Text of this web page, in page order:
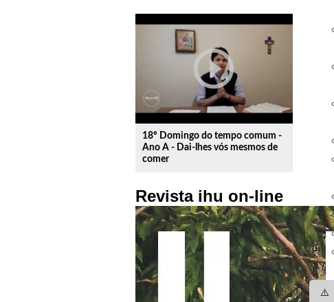
play_circle_outline
18º Domingo do tempo comum -
Ano A - Dai-lhes vós mesmos de
comer
Revista ihu on-line
⚠️